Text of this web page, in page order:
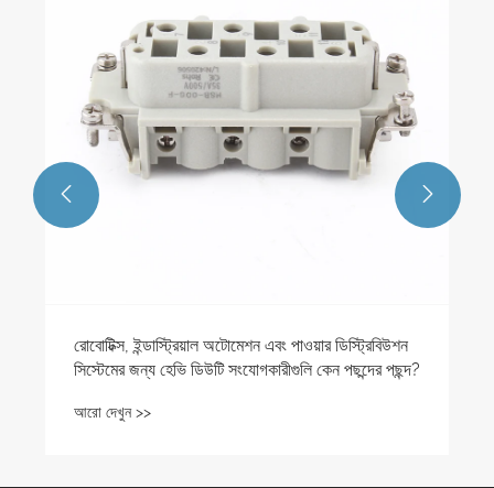
রোবোটিক্স, ইন্ডাস্ট্রিয়াল অটোমেশন এবং পাওয়ার ডিস্ট্রিবিউশন
সিস্টেমের জন্য হেভি ডিউটি ​​সংযোগকারীগুলি কেন পছন্দের পছন্দ?
আরো দেখুন >>
 